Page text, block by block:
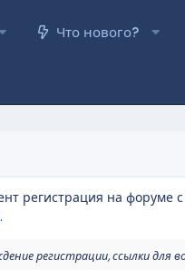
Что нового?
регистрация на форуме
.
регистрации, ссылки